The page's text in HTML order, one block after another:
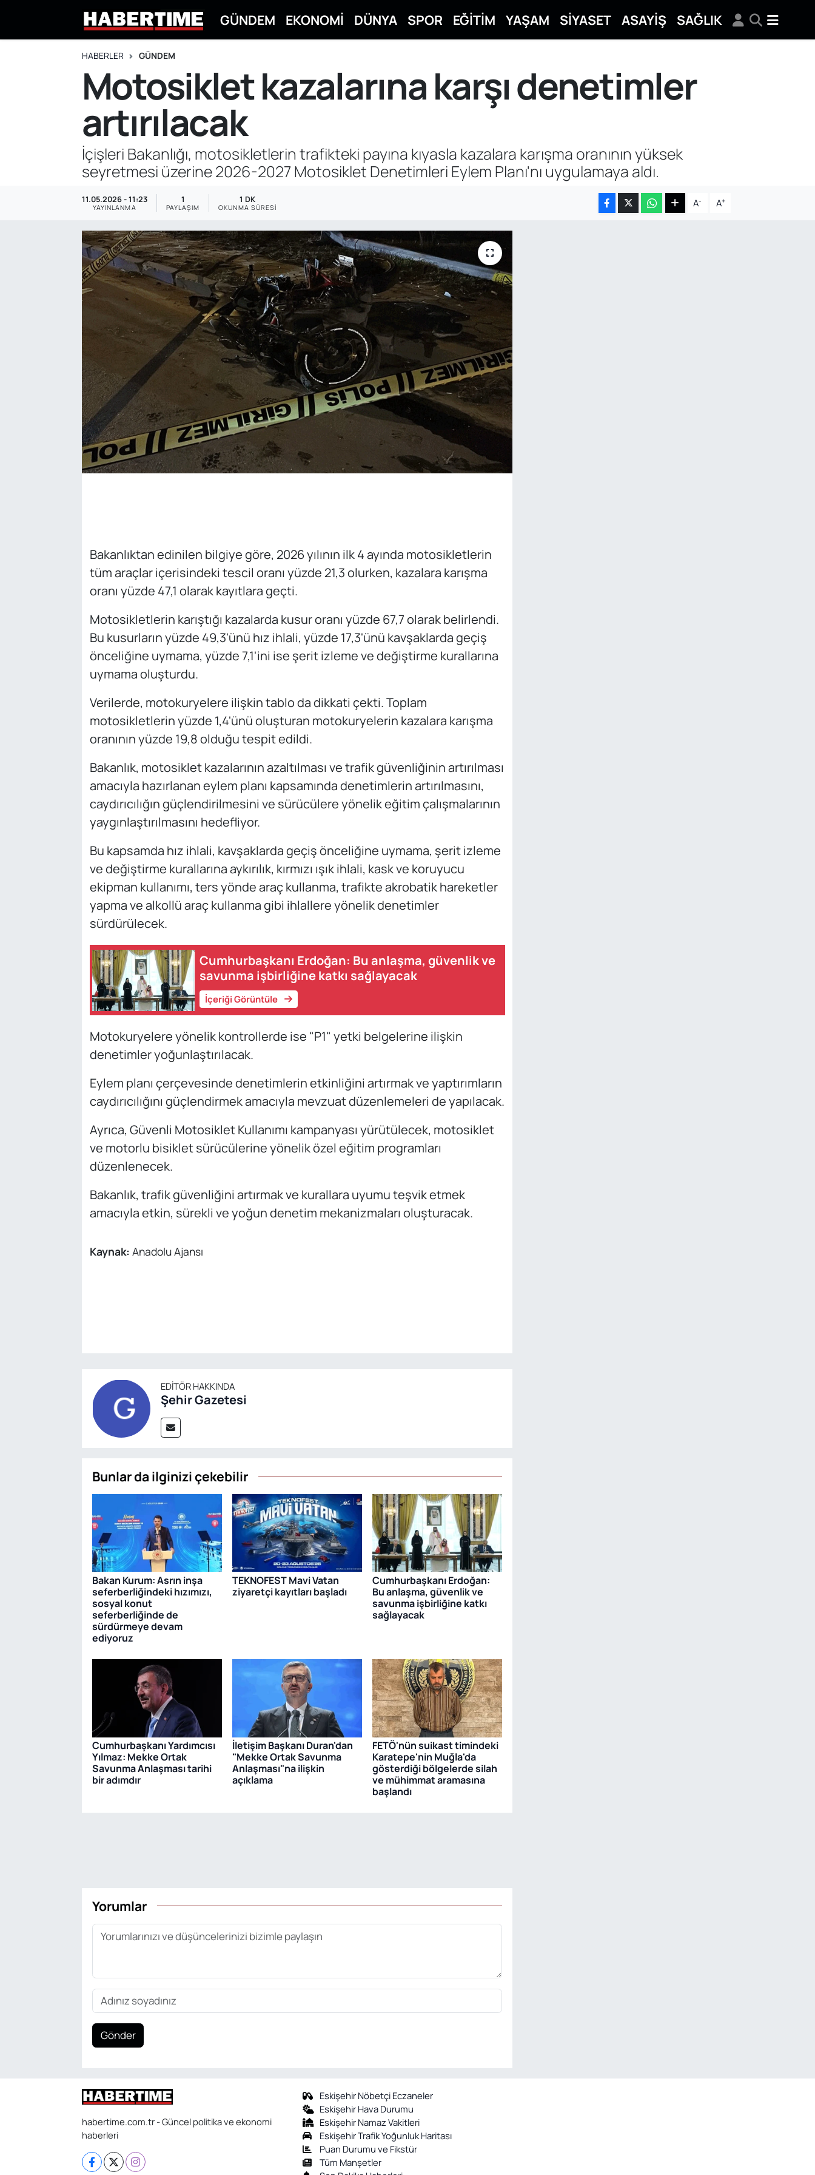
GÜNDEM EKONOMİ DÜNYA SPOR EĞİTİM YAŞAM SİYASET ASAYİŞ SAĞLIK
HABERLER GÜNDEM
Motosiklet kazalarına karşı denetimler
artırılacak
İçişleri Bakanlığı, motosikletlerin trafikteki payına kıyasla kazalara karışma oranının yüksek
seyretmesi üzerine 2026-2027 Motosiklet Denetimleri Eylem Planı'nı uygulamaya aldı.
11.05.2026 - 11:23
YAYINLANMA
1
PAYLAŞIM
1 DK
OKUNMA SÜRESI A- A+
Bakanlıktan edinilen bilgiye göre, 2026 yılının ilk 4 ayında motosikletlerin
tüm araçlar içerisindeki tescil oranı yüzde 21,3 olurken, kazalara karışma
oranı yüzde 47,1 olarak kayıtlara geçti.
Motosikletlerin karıştığı kazalarda kusur oranı yüzde 67,7 olarak belirlendi.
Bu kusurların yüzde 49,3'ünü hız ihlali, yüzde 17,3'ünü kavşaklarda geçiş
önceliğine uymama, yüzde 7,1'ini ise şerit izleme ve değiştirme kurallarına
uymama oluşturdu.
Verilerde, motokuryelere ilişkin tablo da dikkati çekti. Toplam
motosikletlerin yüzde 1,4'ünü oluşturan motokuryelerin kazalara karışma
oranının yüzde 19,8 olduğu tespit edildi.
Bakanlık, motosiklet kazalarının azaltılması ve trafik güvenliğinin artırılması
amacıyla hazırlanan eylem planı kapsamında denetimlerin artırılmasını,
caydırıcılığın güçlendirilmesini ve sürücülere yönelik eğitim çalışmalarının
yaygınlaştırılmasını hedefliyor.
Bu kapsamda hız ihlali, kavşaklarda geçiş önceliğine uymama, şerit izleme
ve değiştirme kurallarına aykırılık, kırmızı ışık ihlali, kask ve koruyucu
ekipman kullanımı, ters yönde araç kullanma, trafikte akrobatik hareketler
yapma ve alkollü araç kullanma gibi ihlallere yönelik denetimler
sürdürülecek.
Cumhurbaşkanı Erdoğan: Bu anlaşma, güvenlik ve
savunma işbirliğine katkı sağlayacak
İçeriği Görüntüle
Motokuryelere yönelik kontrollerde ise "P1" yetki belgelerine ilişkin
denetimler yoğunlaştırılacak.
Eylem planı çerçevesinde denetimlerin etkinliğini artırmak ve yaptırımların
caydırıcılığını güçlendirmek amacıyla mevzuat düzenlemeleri de yapılacak.
Ayrıca, Güvenli Motosiklet Kullanımı kampanyası yürütülecek, motosiklet
ve motorlu bisiklet sürücülerine yönelik özel eğitim programları
düzenlenecek.
Bakanlık, trafik güvenliğini artırmak ve kurallara uyumu teşvik etmek
amacıyla etkin, sürekli ve yoğun denetim mekanizmaları oluşturacak.
Kaynak: Anadolu Ajansı
EDITÖR HAKKINDA
Şehir Gazetesi
Bunlar da ilginizi çekebilir
Bakan Kurum: Asrın inşa
seferberliğindeki hızımızı,
sosyal konut
seferberliğinde de
sürdürmeye devam
ediyoruz
TEKNOFEST Mavi Vatan
ziyaretçi kayıtları başladı
Cumhurbaşkanı Erdoğan:
Bu anlaşma, güvenlik ve
savunma işbirliğine katkı
sağlayacak
Cumhurbaşkanı Yardımcısı
Yılmaz: Mekke Ortak
Savunma Anlaşması tarihi
bir adımdır
İletişim Başkanı Duran'dan
"Mekke Ortak Savunma
Anlaşması"na ilişkin
açıklama
FETÖ'nün suikast timindeki
Karatepe'nin Muğla'da
gösterdiği bölgelerde silah
ve mühimmat aramasına
başlandı
Yorumlar
Gönder
habertime.com.tr - Güncel politika ve ekonomi
haberleri
Eskişehir Nöbetçi Eczaneler
Eskişehir Hava Durumu
Eskişehir Namaz Vakitleri
Eskişehir Trafik Yoğunluk Haritası
Puan Durumu ve Fikstür
Tüm Manşetler
Eskişehir Hava Durumu
Eskişehir Namaz Vakitleri
Eskişehir Trafik Yoğunluk Haritası
Süper Lig Puan Durumu ve Fikstür
Tüm Manşetler
Son Dakika Haberleri
Haber Arşivi